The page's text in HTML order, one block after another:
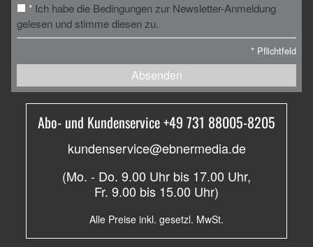
* Ich habe die Bedingungen zur Newsletter-Anmeldung
gelesen und stimme diesen zu.
* Pflichtfeld
Absenden
Abo- und Kundenservice +49 731 88005-8205
kundenservice@ebnermedia.de
(Mo. - Do. 9.00 Uhr bis 17.00 Uhr,
Fr. 9.00 bis 15.00 Uhr)
Alle Preise inkl. gesetzl. MwSt.